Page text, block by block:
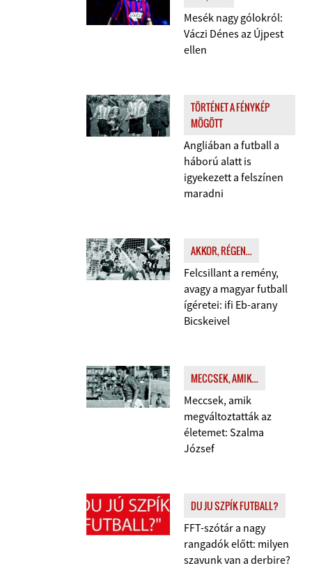
Mesék nagy gólokról:
Váczi Dénes az Újpest
ellen
TÖRTÉNET A FÉNYKÉP
MÖGÖTT
Angliában a futball a
háború alatt is
igyekezett a felszínen
maradni
AKKOR, RÉGEN...
Felcsillant a remény,
avagy a magyar futball
ígéretei: ifi Eb-arany
Bicskeivel
MECCSEK, AMIK...
Meccsek, amik
megváltoztatták az
életemet: Szalma
József
DU JU SZPÍK FUTBALL?
FFT-szótár a nagy
rangadók előtt: milyen
szavunk van a derbire?